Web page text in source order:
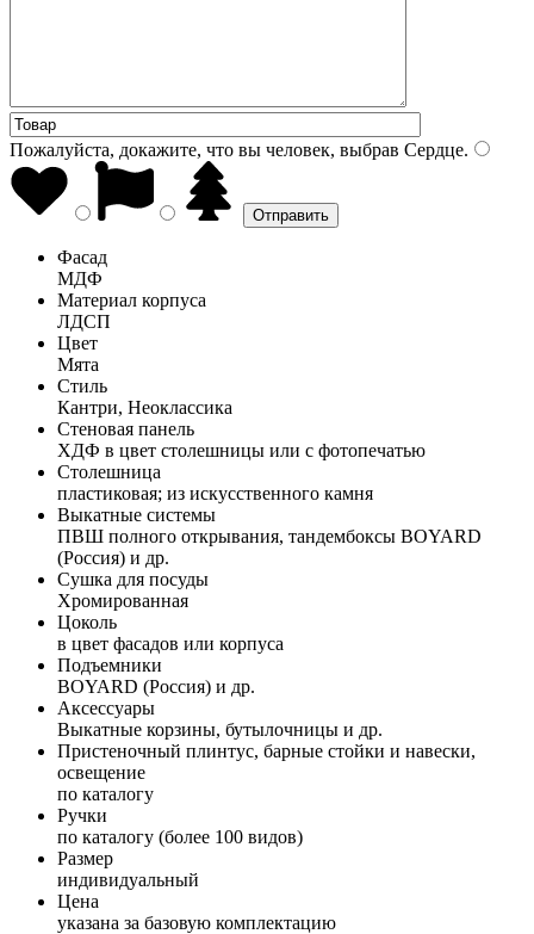
Пожалуйста, докажите, что вы человек, выбрав Сердце.
Фасад
МДФ
Материал корпуса
ЛДСП
Цвет
Мята
Стиль
Кантри, Неоклассика
Стеновая панель
ХДФ в цвет столешницы или с фотопечатью
Столешница
пластиковая; из искусственного камня
Выкатные системы
ПВШ полного открывания, тандембоксы BOYARD
(Россия) и др.
Сушка для посуды
Хромированная
Цоколь
в цвет фасадов или корпуса
Подъемники
BOYARD (Россия) и др.
Аксессуары
Выкатные корзины, бутылочницы и др.
Пристеночный плинтус, барные стойки и навески,
освещение
по каталогу
Ручки
по каталогу (более 100 видов)
Размер
индивидуальный
Цена
указана за базовую комплектацию